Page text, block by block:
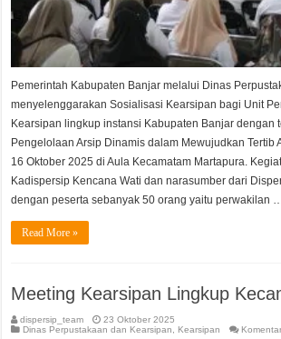
Pemerintah Kabupaten Banjar melalui Dinas
menyelenggarakan Sosialisasi Kearsipan bagi Unit
Kearsipan lingkup instansi Kabupaten Banjar dengan
Pengelolaan Arsip Dinamis dalam Mewujudkan Tertib
16 Oktober 2025 di Aula Kecamatam Martapura.
Kadispersip Kencana Wati dan narasumber dari
dengan peserta sebanyak 50 orang yaitu perwakilan
Read More »
Meeting Kearsipan Lingkup
dispersip_team
23 Oktober 2025
Dinas Perpustakaan dan Kearsipan, Kearsipan